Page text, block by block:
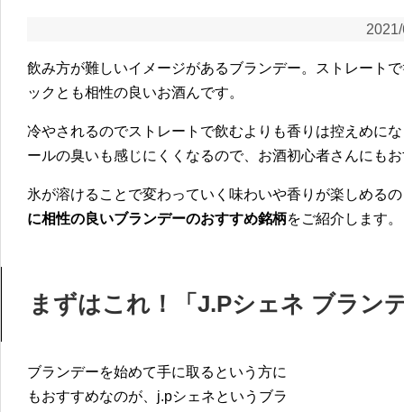
飲み方が難しいイメージがあるブランデー。ストレート
ックとも相性の良いお酒んです。
冷やされるのでストレートで飲むよりも香りは控えめに
ールの臭いも感じにくくなるので、お酒初心者さんにも
氷が溶けることで変わっていく味わいや香りが楽しめる
に相性の良いブランデーのおすすめ銘柄をご紹介します。
まずはこれ！「J.Pシェネ ブラン
ブランデーを始めて手に取るという方に
もおすすめなのが、j.pシェネというブラ